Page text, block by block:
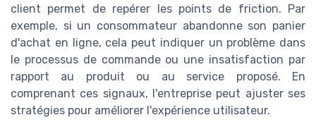
client permet de repérer les points de friction. Par
exemple, si un consommateur abandonne son panier
d'achat en ligne, cela peut indiquer un problème dans
le processus de commande ou une insatisfaction par
rapport au produit ou au service proposé. En
comprenant ces signaux, l'entreprise peut ajuster ses
stratégies pour améliorer l'expérience utilisateur.